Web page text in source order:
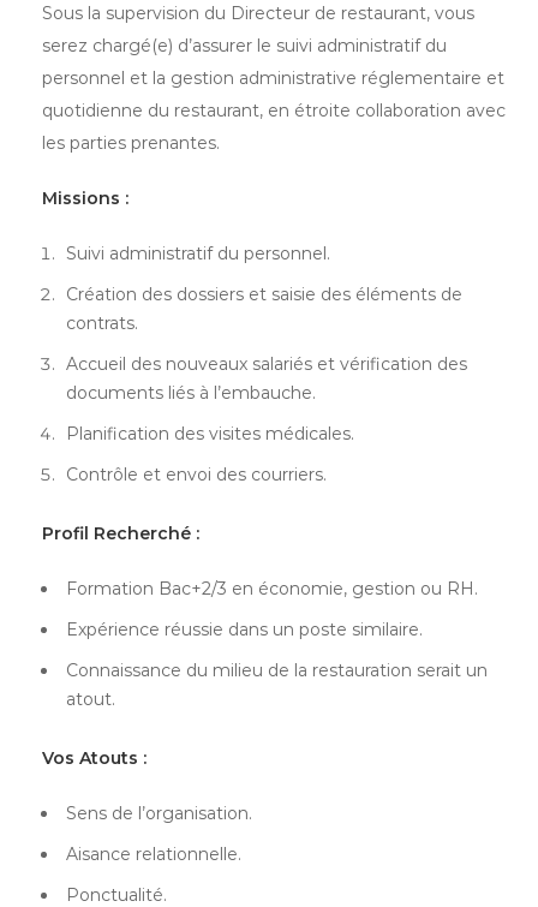
Sous la supervision du Directeur de restaurant, vous
serez chargé(e) d’assurer le suivi administratif du
personnel et la gestion administrative réglementaire et
quotidienne du restaurant, en étroite collaboration avec
les parties prenantes.
Missions :
Suivi administratif du personnel.
Création des dossiers et saisie des éléments de
contrats.
Accueil des nouveaux salariés et vérification des
documents liés à l’embauche.
Planification des visites médicales.
Contrôle et envoi des courriers.
Profil Recherché :
Formation Bac+2/3 en économie, gestion ou RH.
Expérience réussie dans un poste similaire.
Connaissance du milieu de la restauration serait un
atout.
Vos Atouts :
Sens de l’organisation.
Aisance relationnelle.
Ponctualité.